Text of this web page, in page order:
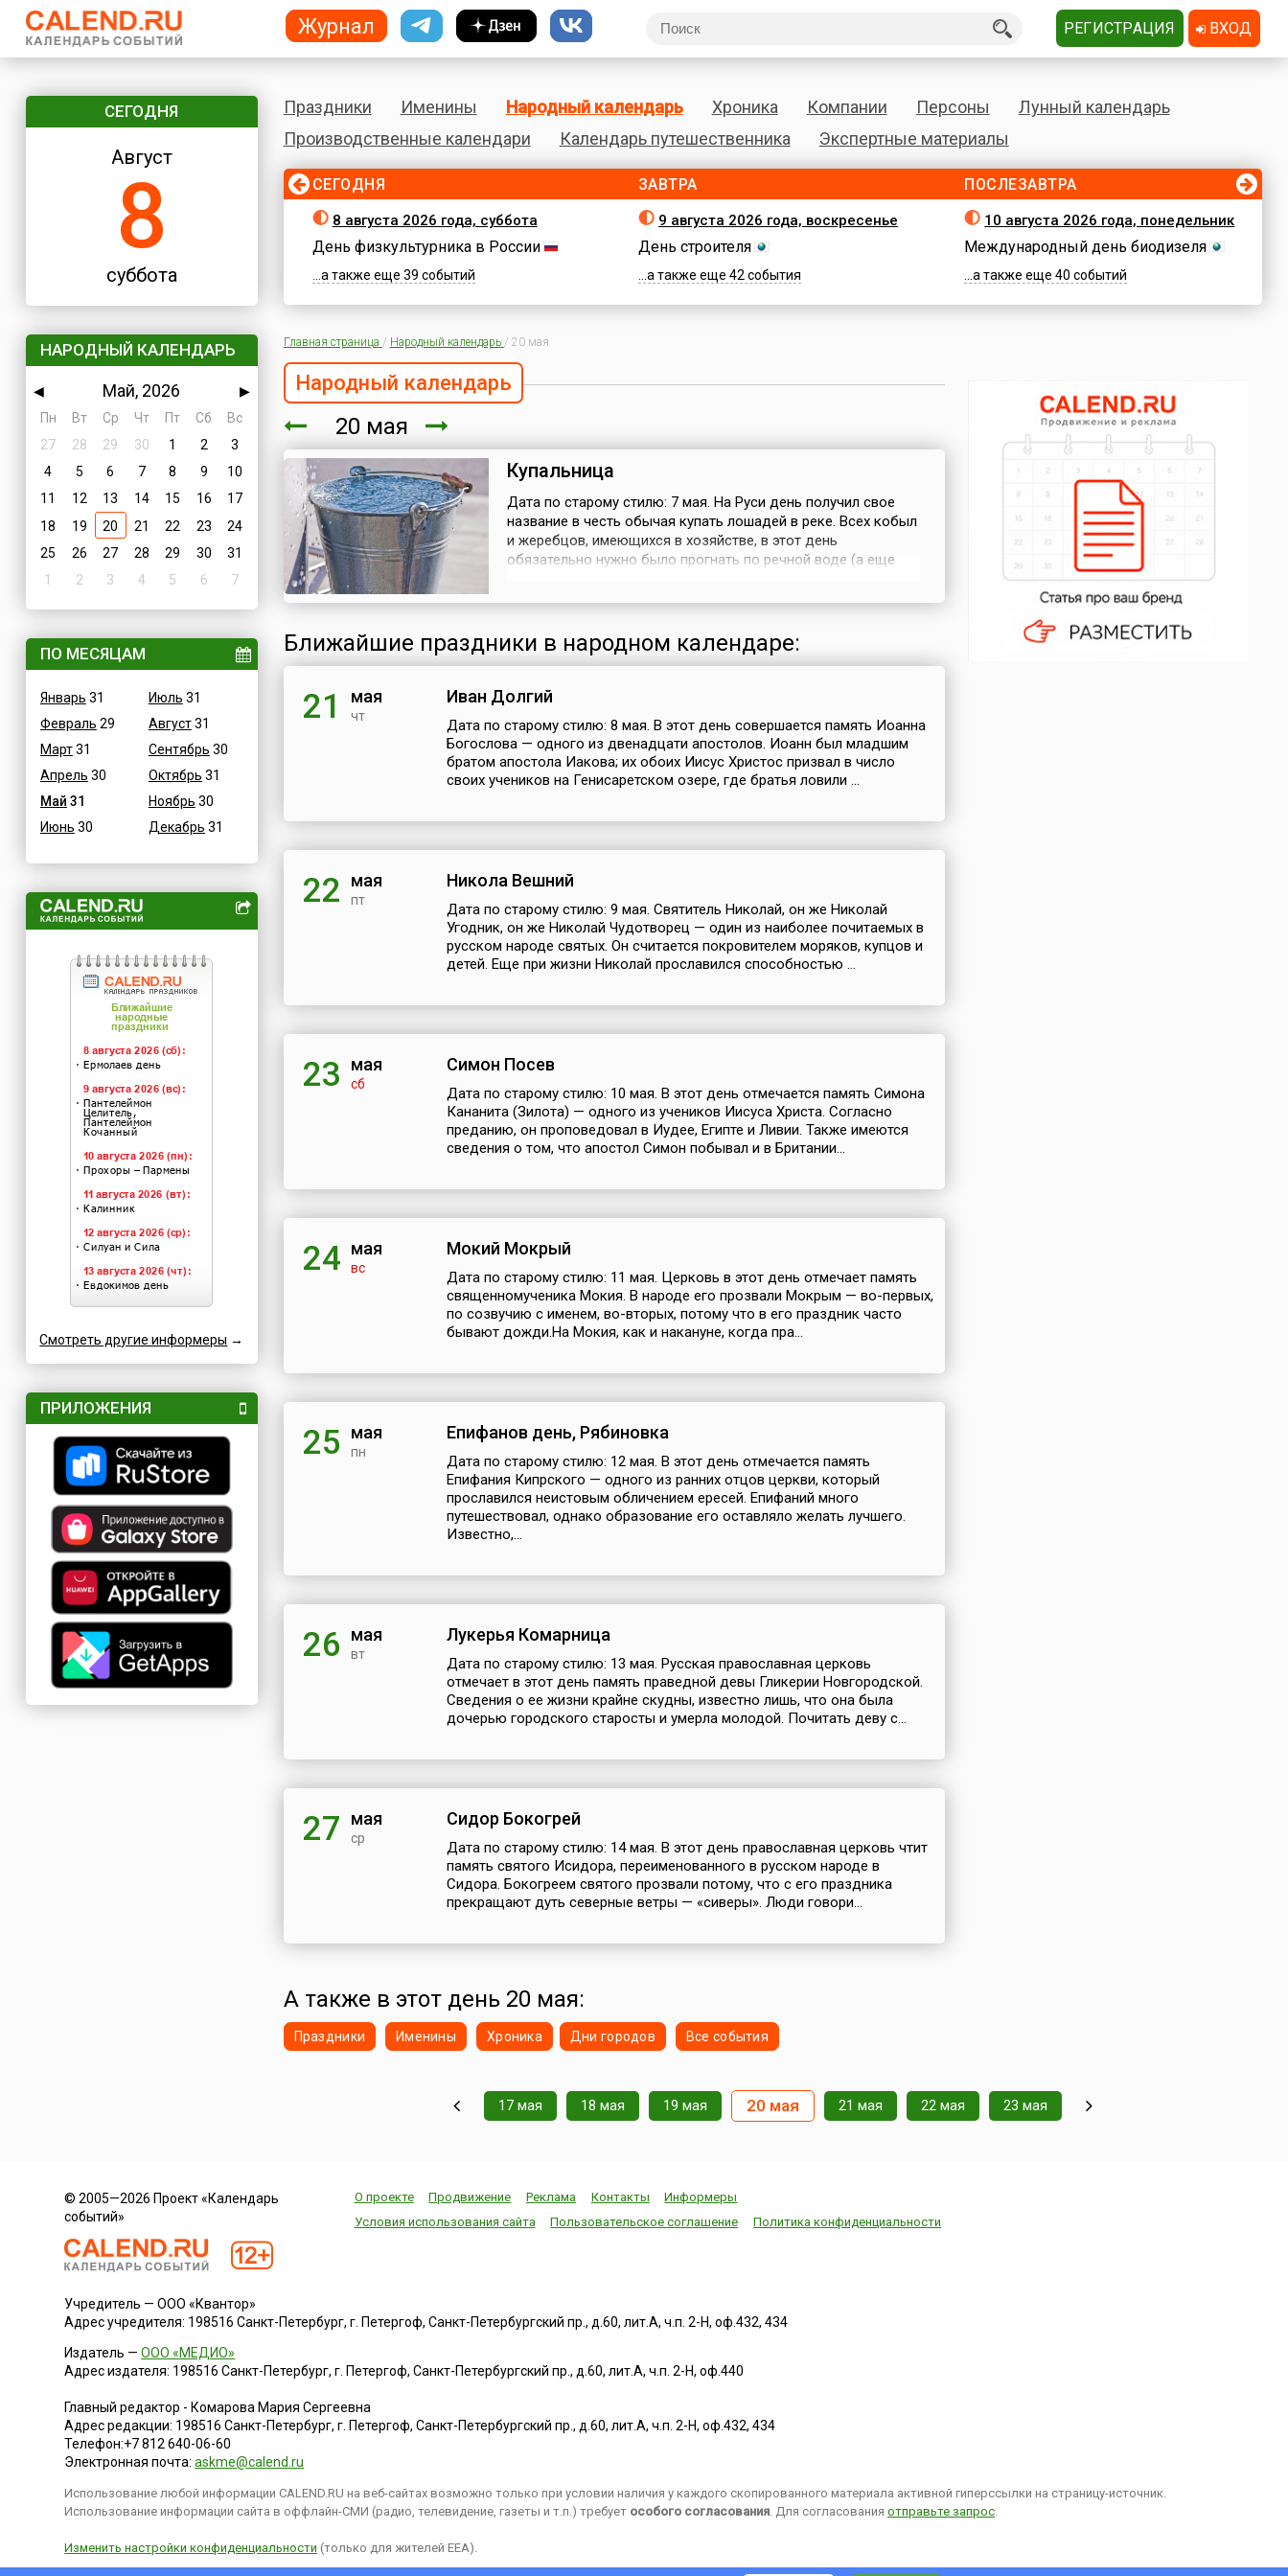
СЕГОДНЯ
Август
8
суббота
НАРОДНЫЙ КАЛЕНДАРЬ
◀ Май, 2026
▶
Пн
Вт Ср Чт Пт Сб
Вс
27
28 29 30 1 2
3
4
5 6 7 8 9
10
11
12 13 14 15 16
17
18
19 20 21 22 23
24
25
26 27 28 29 30
31
1
2 3 4 5 6 7
ПО МЕСЯЦАМ
Январь 31
Февраль 29
Март31
Апрель 30
Май 31
Июнь 30
Июль 31
Август31
Сентябрь 30
Октябрь 31
Ноябрь 30
Декабрь 31
Смотреть другие информеры →
ПРИЛОЖЕНИЯ
Праздники Именины Народный календарь Хроника Компании Персоны
Лунный календарь
Производственные календари
Календарь путешественника Экспертные материалы
СЕГОДНЯ
8 августа 2026 года, суббота
День физкультурника в России
...а также еще 39 событий
ЗАВТРА
9 августа 2026 года, воскресенье
День строителя
...а также еще 42 события
ПОСЛЕЗАВТРА
10 августа 2026 года, понедельник
Международный день биодизеля
...а также еще 40 событий
Главная страница / Народный календарь / 20 мая
Народный календарь
20 мая
Купальница
Дата по старому стилю: 7 мая. На Руси день получил свое
название в честь обычая купать лошадей в реке. Всех кобыл
и жеребцов, имеющихся в хозяйстве, в этот день
обязательно нужно было прогнать по речной воде (а еще
Готовиться к это...
Ближайшие праздники в народном календаре:
21 мая
чт
Иван Долгий
Дата по старому стилю: 8 мая. В этот день совершается память Иоанна
Богослова — одного из двенадцати апостолов. Иоанн был младшим
братом апостола Иакова; их обоих Иисус Христос призвал в число
своих учеников на Генисаретском озере, где братья ловили ...
22 мая
пт
Никола Вешний
Дата по старому стилю: 9 мая. Святитель Николай, он же Николай
Угодник, он же Николай Чудотворец — один из наиболее почитаемых в
русском народе святых. Он считается покровителем моряков, купцов и
детей. Еще при жизни Николай прославился способностью ...
23 мая
сб
Симон Посев
Дата по старому стилю: 10 мая. В этот день отмечается память Симона
Кананита (Зилота) — одного из учеников Иисуса Христа. Согласно
преданию, он проповедовал в Иудее, Египте и Ливии. Также имеются
сведения о том, что апостол Симон побывал и в Британии...
24 мая
вс
Мокий Мокрый
Дата по старому стилю: 11 мая. Церковь в этот день отмечает память
священномученика Мокия. В народе его прозвали Мокрым — во-первых,
по созвучию с именем, во-вторых, потому что в его праздник часто
бывают дожди.На Мокия, как и накануне, когда пра...
25 мая
пн
Епифанов день, Рябиновка
Дата по старому стилю: 12 мая. В этот день отмечается память
Епифания Кипрского — одного из ранних отцов церкви, который
прославился неистовым обличением ересей. Епифаний много
путешествовал, однако образование его оставляло желать лучшего.
Известно,...
26 мая
вт
Лукерья Комарница
Дата по старому стилю: 13 мая. Русская православная церковь
отмечает в этот день память праведной девы Гликерии Новгородской.
Сведения о ее жизни крайне скудны, известно лишь, что она была
дочерью городского старосты и умерла молодой. Почитать деву с...
27 мая
ср
Сидор Бокогрей
Дата по старому стилю: 14 мая. В этот день православная церковь чтит
память святого Исидора, переименованного в русском народе в
Сидора. Бокогреем святого прозвали потому, что с его праздника
прекращают дуть северные ветры — «сиверы». Люди говори...
А также в этот день 20 мая:
Праздники Именины Хроника Дни городов Все события
17 мая 18 мая 19 мая 20 мая 21 мая 22 мая 23 мая
© 2005—2026 Проект «Календарь
событий»
О проекте Продвижение Реклама Контакты
Информеры
Условия использования сайта
Пользовательское соглашение Политика конфиденциальности
Учредитель — ООО «Квантор»
Адрес учредителя: 198516 Санкт-Петербург, г. Петергоф, Санкт-Петербургский пр., д.60, лит.А, ч.п. 2-Н, оф.432, 434
Издатель —ООО «МЕДИО»
Адрес издателя: 198516 Санкт-Петербург, г. Петергоф, Санкт-Петербургский пр., д.60, лит.А, ч.п. 2-Н, оф.440
Главный редактор - Комарова Мария Сергеевна
Адрес редакции: 198516 Санкт-Петербург, г. Петергоф,Санкт-Петербургский пр., д.60, лит.А, ч.п. 2-Н, оф.432, 434
Телефон:+7 812 640-06-60
Электронная почта:askme@calend.ru
Использование любой информации CALEND.RU на веб-сайтах возможно только при условии наличия у каждого скопированного материала активной гиперссылки на страницу-источник.
Использование информации сайта в оффлайн-СМИ (радио, телевидение, газеты и т.п.) требует особого согласования. Для согласованияотправьте запрос.
Изменить настройки конфиденциальности (только для жителей EEA).
Журнал РЕГИСТРАЦИЯ ВХОД